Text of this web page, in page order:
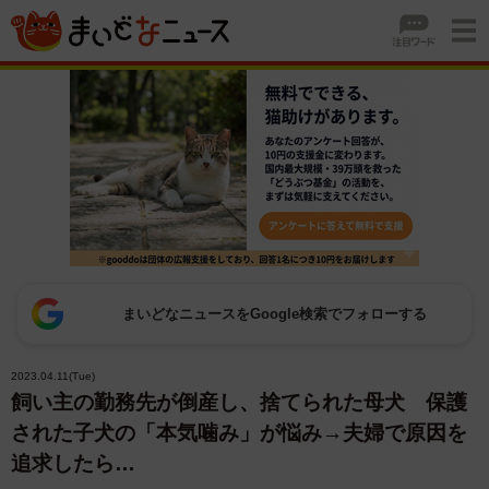
まいどなニュースをGoogle検索でフォローする
2023.04.11(Tue)
飼い主の勤務先が倒産し、捨てられた母犬 保護
された子犬の「本気噛み」が悩み→夫婦で原因を
追求したら…